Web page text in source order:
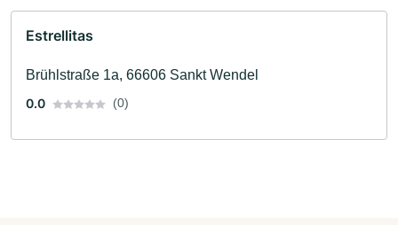
Estrellitas
Brühlstraße 1a, 66606 Sankt Wendel
0.0
(0)